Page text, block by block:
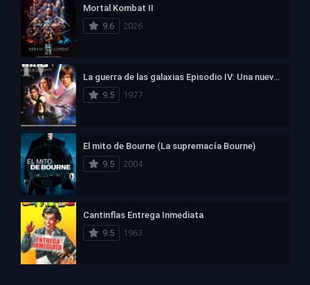
Mortal Kombat II
9.6
2026
La guerra de las galaxias Episodio IV: Una nueva esperanza
9.5
1977
El mito de Bourne (La supremacía Bourne)
9.5
2004
Cantinflas Entrega Inmediata
9.5
1963